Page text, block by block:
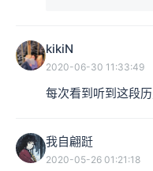
kikiN
2020-06-30 11:33:49
每次看到听到这段
我自翩跹
2020-05-26 01:21:18